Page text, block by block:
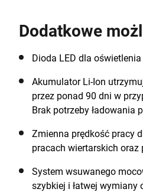
takich jak drewno, metal czy
prędkości obrotowej
lekka konstrukcja gwarantuje
w miejscach trudno
BLACK+DECKER o napięciu
jonowej. Jeden system
się możliwości.
Dodatkowe
Dioda LED dla
Akumulator Li-Ion
przez ponad 90 dni w
Brak potrzeby ładowania
Zmienna prędkość pracy
pracach wiertarskich oraz
System wsuwanego
szybkiej i łatwej wymiany